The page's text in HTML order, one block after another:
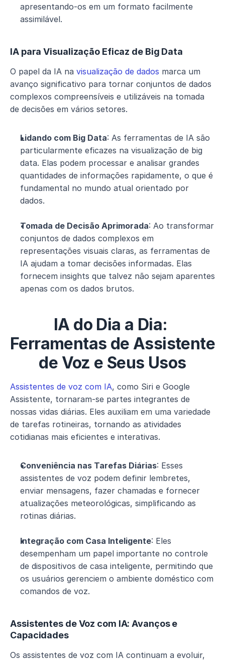
apresentando-os em um formato facilmente
assimilável.
IA para Visualização Eficaz de Big Data
O papel da IA na visualização de dados marca um
avanço significativo para tornar conjuntos de dados
complexos compreensíveis e utilizáveis na tomada
de decisões em vários setores.
Lidando com Big Data: As ferramentas de IA são
particularmente eficazes na visualização de big
data. Elas podem processar e analisar grandes
quantidades de informações rapidamente, o que é
fundamental no mundo atual orientado por
dados.
Tomada de Decisão Aprimorada: Ao transformar
conjuntos de dados complexos em
representações visuais claras, as ferramentas de
IA ajudam a tomar decisões informadas. Elas
fornecem insights que talvez não sejam aparentes
apenas com os dados brutos.
IA do Dia a Dia:
Ferramentas de Assistente
de Voz e Seus Usos
Assistentes de voz com IA, como Siri e Google
Assistente, tornaram-se partes integrantes de
nossas vidas diárias. Eles auxiliam em uma variedade
de tarefas rotineiras, tornando as atividades
cotidianas mais eficientes e interativas.
Conveniência nas Tarefas Diárias: Esses
assistentes de voz podem definir lembretes,
enviar mensagens, fazer chamadas e fornecer
atualizações meteorológicas, simplificando as
rotinas diárias.
Integração com Casa Inteligente: Eles
desempenham um papel importante no controle
de dispositivos de casa inteligente, permitindo que
os usuários gerenciem o ambiente doméstico com
comandos de voz.
Assistentes de Voz com IA: Avanços e
Capacidades
Os assistentes de voz com IA continuam a evoluir,